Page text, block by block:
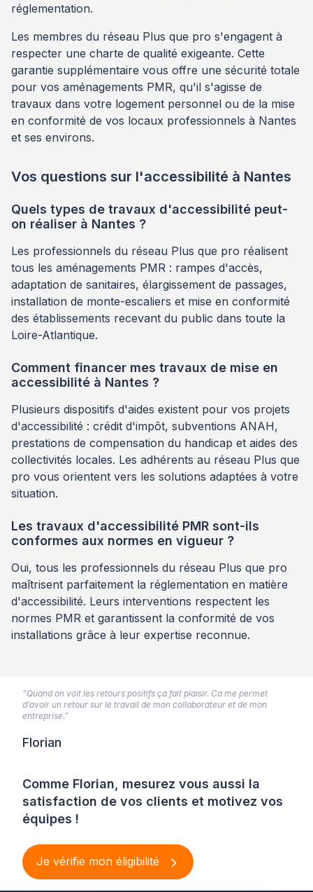
réglementation.
Les membres du réseau Plus que pro s'engagent à
respecter une charte de qualité exigeante. Cette
garantie supplémentaire vous offre une sécurité totale
pour vos aménagements PMR, qu'il s'agisse de
travaux dans votre logement personnel ou de la mise
en conformité de vos locaux professionnels à Nantes
et ses environs.
Vos questions sur l'accessibilité à Nantes
Quels types de travaux d'accessibilité peut-
on réaliser à Nantes ?
Les professionnels du réseau Plus que pro réalisent
tous les aménagements PMR : rampes d'accès,
adaptation de sanitaires, élargissement de passages,
installation de monte-escaliers et mise en conformité
des établissements recevant du public dans toute la
Loire-Atlantique.
Comment financer mes travaux de mise en
accessibilité à Nantes ?
Plusieurs dispositifs d'aides existent pour vos projets
d'accessibilité : crédit d'impôt, subventions ANAH,
prestations de compensation du handicap et aides des
collectivités locales. Les adhérents au réseau Plus que
pro vous orientent vers les solutions adaptées à votre
situation.
Les travaux d'accessibilité PMR sont-ils
conformes aux normes en vigueur ?
Oui, tous les professionnels du réseau Plus que pro
maîtrisent parfaitement la réglementation en matière
d'accessibilité. Leurs interventions respectent les
normes PMR et garantissent la conformité de vos
installations grâce à leur expertise reconnue.
Comme Florian, mesurez vous aussi la
satisfaction de vos clients et motivez vos
équipes !
Je vérifie mon éligibilité
“Quand on voit les retours positifs ça fait plaisir. Ca me permet
d’avoir un retour sur le travail de mon collaborateur et de mon
entreprise.”
Florian